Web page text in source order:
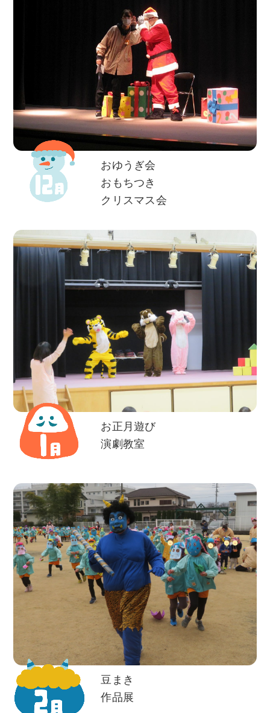
おゆうぎ会
おもちつき
クリスマス会
お正月遊び
演劇教室
豆まき
作品展